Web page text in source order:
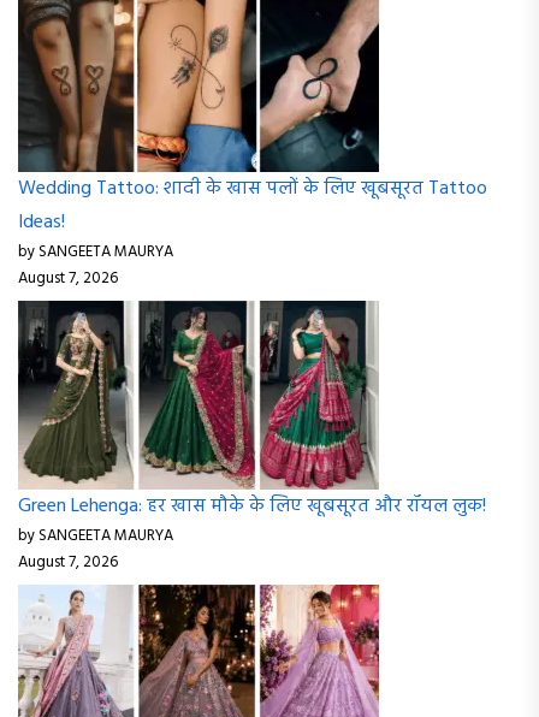
Wedding Tattoo: शादी के खास पलों के लिए खूबसूरत Tattoo
Ideas!
by SANGEETA MAURYA
August 7, 2026
Green Lehenga: हर खास मौके के लिए खूबसूरत और रॉयल लुक!
by SANGEETA MAURYA
August 7, 2026